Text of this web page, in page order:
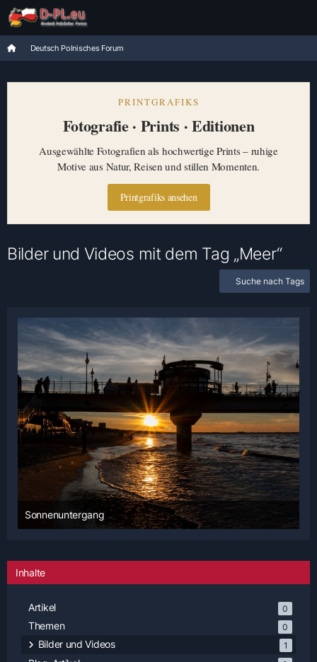
Deutsch Polnisches Forum
PRINTGRAFIKS
Fotografie · Prints · Editionen
Ausgewählte Fotografien als hochwertige Prints – ruhige
Motive aus Natur, Reisen und stillen Momenten.
Printgrafiks ansehen
Bilder und Videos mit dem Tag „Meer“
Suche nach Tags
Sonnenuntergang
4. November 2024 um 23:32
Inhalte
Artikel 0
Themen 0
Bilder und Videos 1